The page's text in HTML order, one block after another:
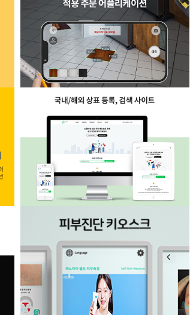
차량 튜닝/정비 중개 플랫폼
수치 측정 및 타일 적용 주문 어플리케이
션
국내/해외 상표 등록, 검색 사이트(반응형)